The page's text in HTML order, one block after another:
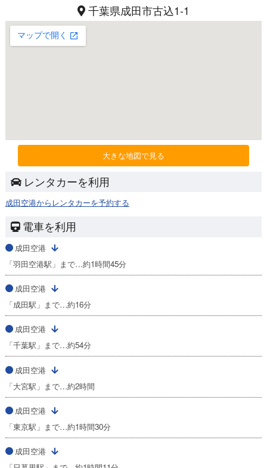
千葉県成田市古込1-1
大きな地図で見る
レンタカーを利用
成田空港からレンタカーを予約する
電車を利用
成田空港
「羽田空港駅」まで…約1時間45分
成田空港
「成田駅」まで…約16分
成田空港
「千葉駅」まで…約54分
成田空港
「大宮駅」まで…約2時間
成田空港
「東京駅」まで…約1時間30分
成田空港